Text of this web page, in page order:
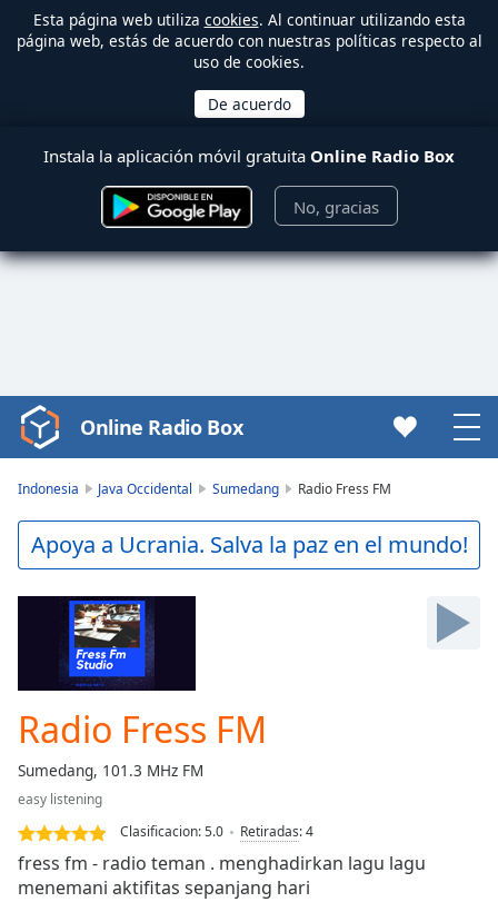
Esta página web utiliza cookies. Al continuar utilizando esta
página web, estás de acuerdo con nuestras políticas respecto al
uso de cookies.
Instala la aplicación móvil gratuita Online Radio Box
No, gracias
Video
Player
Play
Video
Backward
Forward
Mute
Current
Time0:00
-:-
Loaded:
0.00%
Stream
TypeLIVE
Online Radio Box
Indonesia Java Occidental Sumedang Radio Fress FM
Apoya a Ucrania. Salva la paz en el mundo!
Radio Fress FM
Sumedang, 101.3 MHz FM
easy listening
Clasificacion:5.0 Retiradas:4
fress fm - radio teman . menghadirkan lagu lagu
menemani aktifitas sepanjang hari